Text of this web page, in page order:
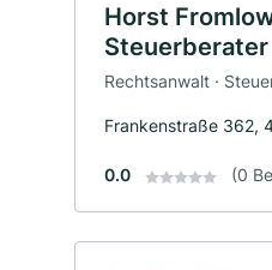
Horst
Steuerberater
Rechtsanwalt ·
Frankenstraße 362,
0.0 (0